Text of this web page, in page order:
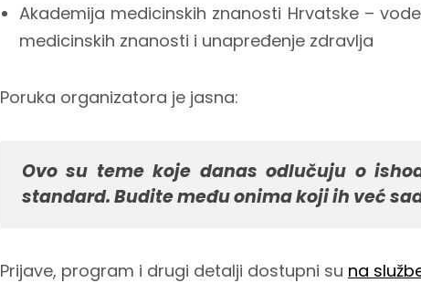
Akademija medicinskih znanosti Hrvatske –
medicinskih znanosti i unapređenje zdravlja
Poruka organizatora je jasna:
Ovo su teme koje danas odlučuju o
standard. Budite među onima koji ih već
Prijave, program i drugi detalji dostupni su na